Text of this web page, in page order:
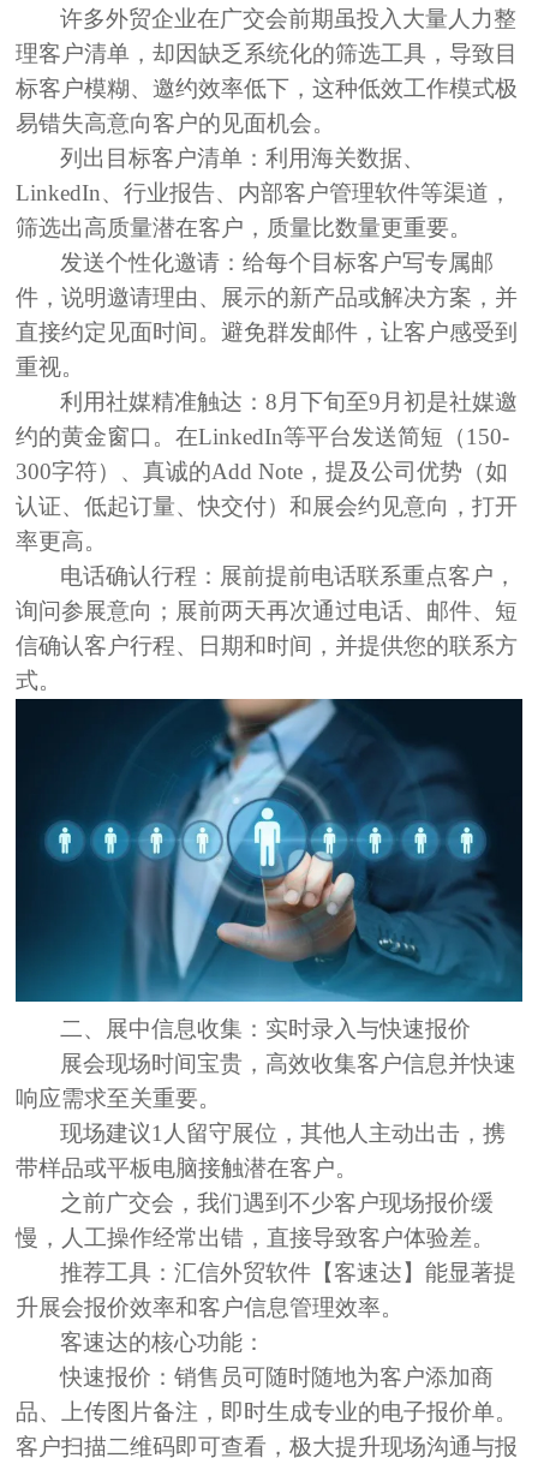
许多外贸企业在广交会前期虽投入大量人力整
理客户清单，却因缺乏系统化的筛选工具，导致目
标客户模糊、邀约效率低下 ，这种低效工作模式极
易错失高意向客户的见面机会。
列出目标客户清单：利用海关数据、
LinkedIn、行业报告、内部客户管理软件等渠道，
筛选出高质量潜在客户，质量比数量更重要。
发送个性化邀请：给每个目标客户写专属邮
件，说明邀请理由、展示的新产品或解决方案，并
直接约定见面时间。避免群发邮件，让客户感受到
重视。
利用社媒精准触达：8月下旬至9月初是社媒邀
约的黄金窗口。在LinkedIn等平台发送简短（150-
300字符）、真诚的Add Note，提及公司优势（如
认证、低起订量、快交付）和展会约见意向，打开
率更高。
电话确认行程： 展前提前电话联系重点客户，
询问参展意向；展前两天再次通过电话、邮件、短
信确认客户行程、日期和时间，并提供您的联系方
式。
二、展中信息收集：实时录入与快速报价
展会现场时间宝贵，高效收集客户信息并快速
响应需求至关重要。
现场建议1人留守展位，其他人主动出击，携
带样品或平板电脑接触潜在客户。
之前广交会，我们遇到不少客户现场报价缓
慢，人工操作经常出错 ，直接导致客户体验差。
推荐工具：汇信外贸软件【客速达】能显著提
升展会报价效率和客户信息管理效率。
客速达的核心功能：
快速报价：销售员可随时随地为客户添加商
品、上传图片备注，即时生成专业的电子报价单。
客户扫描二维码即可查看，极大提升现场沟通与报